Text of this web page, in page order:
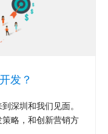
发？
深圳和我们见面。
略，和创新营销方